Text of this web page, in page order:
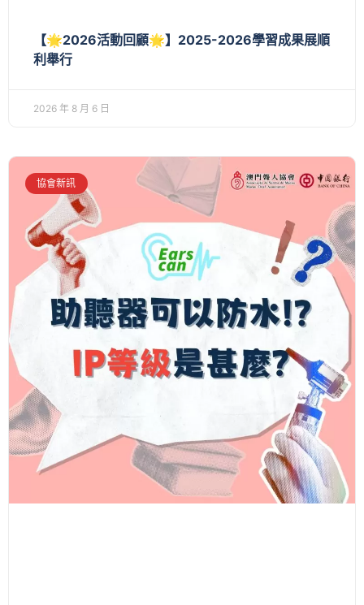
【🌟2026活動回顧🌟】2025-2026學習成果展順
利舉行
2026 年 8 月 6 日
協會新訊